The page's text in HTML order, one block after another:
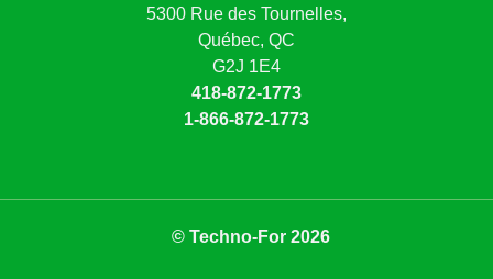
5300 Rue des Tournelles,
Québec, QC
G2J 1E4
418-872-1773
1-866-872-1773
© Techno-For 2026